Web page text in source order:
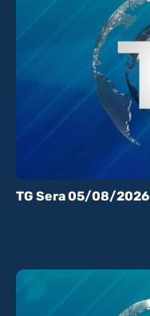
TG Sera 05/08/2026